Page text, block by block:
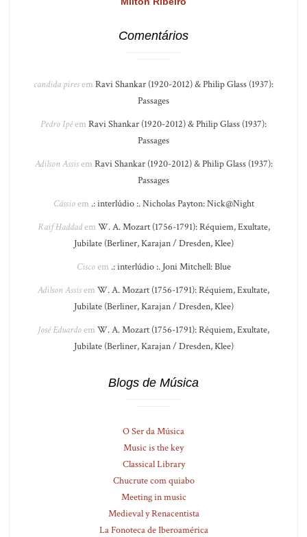
Comentários
candida piresem Ravi Shankar (1920-2012) & Philip Glass (1937):
Passages
Pedro Ipêem Ravi Shankar (1920-2012) & Philip Glass (1937):
Passages
Adilson Assisem Ravi Shankar (1920-2012) & Philip Glass (1937):
Passages
Cássioem .: interlúdio :. Nicholas Payton: Nick@Night
Raif Haddadem W. A. Mozart (1756-1791): Réquiem, Exultate,
Jubilate (Berliner, Karajan / Dresden, Klee)
Ciscoem .: interlúdio :. Joni Mitchell: Blue
Adilson Assisem W. A. Mozart (1756-1791): Réquiem, Exultate,
Jubilate (Berliner, Karajan / Dresden, Klee)
José Eduardoem W. A. Mozart (1756-1791): Réquiem, Exultate,
Jubilate (Berliner, Karajan / Dresden, Klee)
Blogs de Música
O Ser da Música
Music is the key
Classical Library
Chucrute com quiabo
Meeting in music
Medieval y Renacentista
La Fonoteca de Iberoamérica